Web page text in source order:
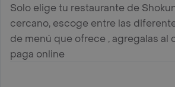
Solo elige tu restaurante de
cercano, escoge entre las
de menú que ofrece , agregalas al
paga online